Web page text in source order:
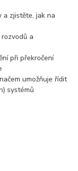
a zjistěte, jak na
a
při překročení
umožňuje řídit
systémů